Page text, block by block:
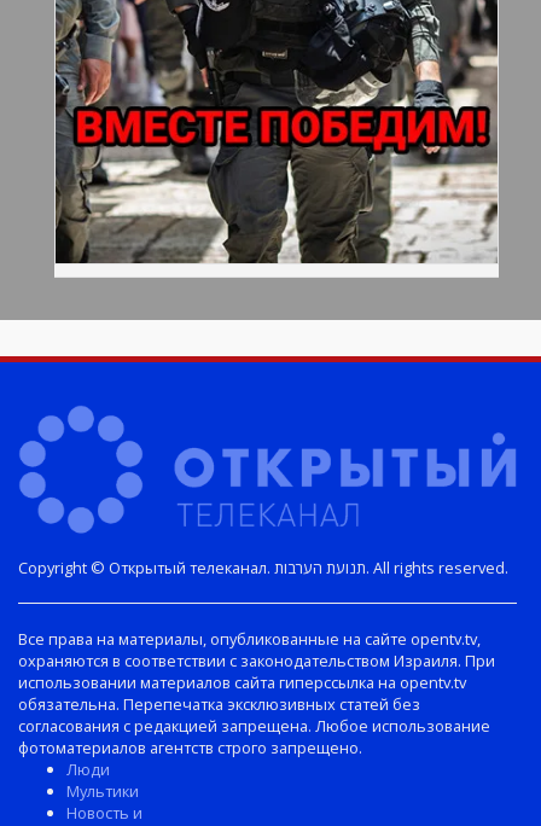
Copyright © Открытый телеканал. תנועת הערבות. All rights reserved.
Все права на материалы, опубликованные на сайте opentv.tv,
охраняются в соответствии с законодательством Израиля. При
использовании материалов сайта гиперссылка на opentv.tv
обязательна. Перепечатка эксклюзивных статей без
согласования с редакцией запрещена. Любое использование
фотоматериалов агентств строго запрещено.
Люди
Мультики
Новость и